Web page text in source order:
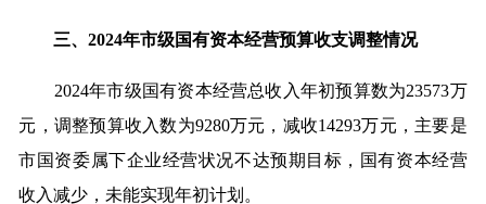
三、2024年市级国有资本经营预算收支调整情况
2024年市级国有资本经营总收入年初预算数为23573万
元，调整预算收入数为9280万元，减收14293万元，主要是
市国资委属下企业经营状况不达预期目标，国有资本经营
收入减少，未能实现年初计划。